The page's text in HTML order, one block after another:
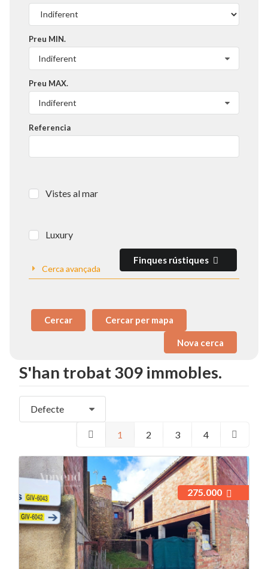
Preu MIN.
Indiferent
Preu MAX.
Indiferent
Referencia
Vistes al mar
Luxury
Finques rústiques
Cerca avançada
Cercar Cercar per mapa
S'han trobat 309 immobles.
Defecte
1 2 3 4
275.000